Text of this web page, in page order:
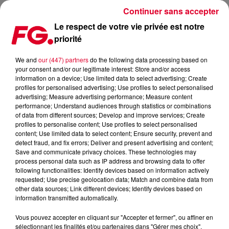
LE SALON DE LA PHOTO 2019
Publié : 7 novembre 2019 à 14h55 par Jean-Baptiste
Blandin
Le respect de votre vie privée est notre
priorité
We and our (447) partnersdo the following data processing based on
your consent and/or our legitimate interest: Store and/or access
information on a device; Use limited data to select advertising; Create
profiles for personalised advertising; Use profiles to select personalised
advertising; Measure advertising performance; Measure content
performance; Understand audiences through statistics or combinations
of data from different sources; Develop and improve services; Create
profiles to personalise content; Use profiles to select personalised
content; Use limited data to select content; Ensure security, prevent and
detect fraud, and fix errors; Deliver and present advertising and content;
Save and communicate privacy choices. These technologies may
process personal data such as IP address and browsing data to offer
following functionalities: Identify devices based on information actively
requested; Use precise geolocation data; Match and combine data from
other data sources; Link different devices; Identify devices based on
information transmitted automatically.
Vous pouvez accepter en cliquant sur "Accepter et fermer", ou affiner en
sélectionnant les finalités et/ou partenaires dans "Gérer mes choix".
Continuer sans accepter